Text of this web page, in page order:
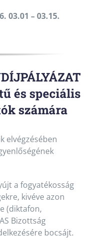
03.01 – 03.15.
és speciális
számára
elvégzésében
a fogyatékosság
kivéve azon
(diktafon,
Bizottság
bocsájt.